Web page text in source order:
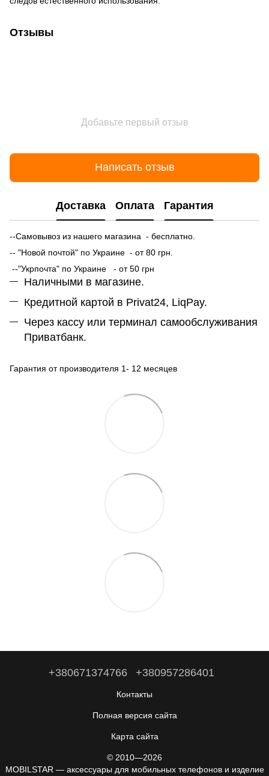
Отзывы
Добавьте первый отзыв
Написать отзыв
Доставка Оплата Гарантия
--Самовывоз из нашего магазина - бесплатно.
-- "Новой почтой" по Украине - от 80 грн.
--"Укрпочта" по Украине - от 50 грн
Наличными в магазине.
Кредитной картой в Privat24, LiqPay.
Через кассу или терминал самообслуживания
Приватбанк.
Гарантия от производителя 1- 12 месяцев
+380671374766 +380957286401
Контакты
Полная версия сайта
Карта сайта
© 2010—2026
MOBILSTAR — аксессуары для мобильных телефонов и изделие